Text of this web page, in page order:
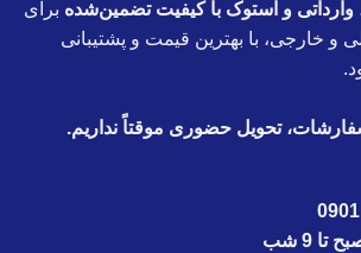
وارداتی و استوک با کیفیت تضمین‌شده برای
و خارجی، با بهترین قیمت و پشتیبانی
تحویل حضوری موقتاً نداریم.